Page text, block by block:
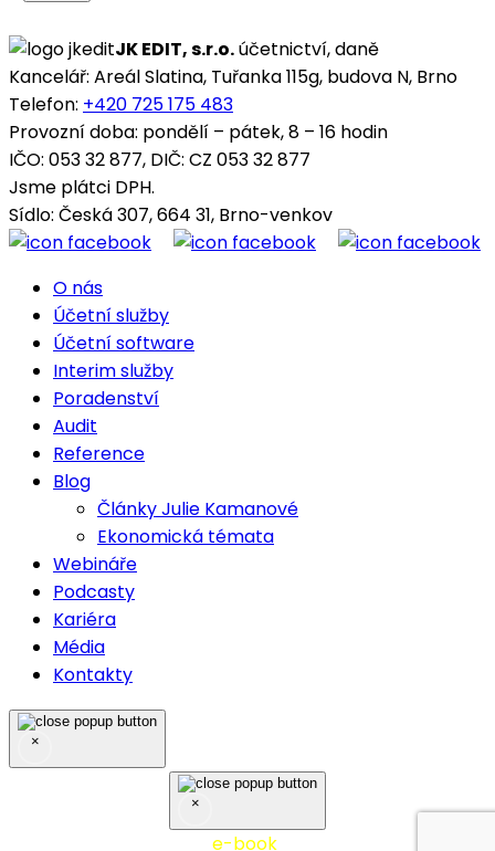
JK EDIT, s.r.o.účetnictví, daně
Kancelář: Areál Slatina, Tuřanka 115g, budova N, Brno
Telefon: +420 725 175 483
Provozní doba: pondělí – pátek, 8 – 16 hodin
IČO: 053 32 877, DIČ: CZ 053 32 877
Jsme plátci DPH.
Sídlo: Česká 307, 664 31, Brno-venkov
O nás
Účetní služby
Účetní software
Interim služby
Poradenství
Audit
Reference
Blog
Články Julie Kamanové
Ekonomická témata
Webináře
Podcasty
Kariéra
Média
Kontakty
×
×
e-book